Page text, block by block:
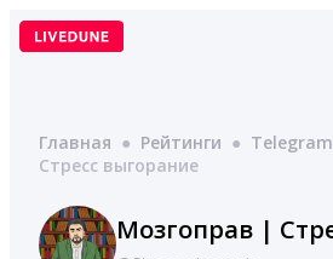
Перейти
Главная ● Рейтинги ● Telegram
Стресс выгорание